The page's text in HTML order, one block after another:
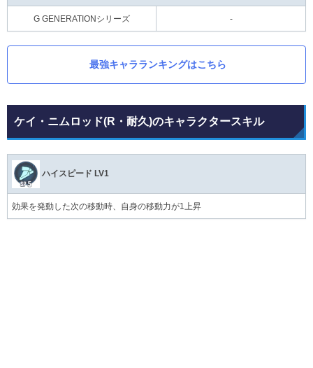
G GENERATIONシリーズ -
最強キャラランキングはこちら
ケイ・ニムロッド(R・耐久)のキャラクタースキル
ハイスピード LV1
効果を発動した次の移動時、自身の移動力が1上昇